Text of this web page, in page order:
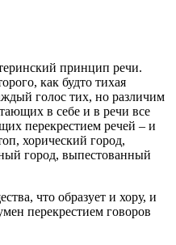
принцип речи.
как будто тихая
голос тих, но различим
в себе и в речи все
перекрестием речей – и
хорический город,
город, выпестованный
что образует и хору, и
перекрестием говоров